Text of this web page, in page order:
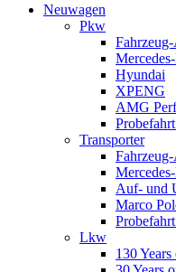
Neuwagen
Pkw
Hyundai
XPENG
AMG
Transporter
Auf- und
Marco
Lkw
130